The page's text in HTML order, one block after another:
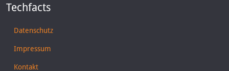
Techfacts
Datenschutz
Impressum
Kontakt